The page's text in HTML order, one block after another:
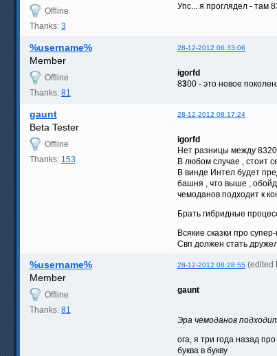
Offline
Thanks: 3
Упс... я проглядел - там
%username% 28-12-2012 06:33:06
Member
Offline
Thanks: 81
igorfd
8300 - это новое
gaunt 28-12-2012 08:17:24
Beta Tester
Offline
Thanks: 153
igorfd
Нет разницы между 8320
В любом случае , стоит
В винде Интел будет
башня , что выше ,
чемоданов подходит к
Брать гибридные
Всякие сказки про
Свп должен стать
%username% 28-12-2012 08:28:55 (edited
Member
Offline
Thanks: 81
gaunt
Эра чемоданов
ога, я три года назад
буква в букву